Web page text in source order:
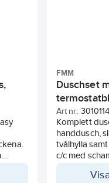
FMM
Duschset
FMM Siljan
Art nr:
Komplett
handdusch,
tvålhylla
c/c med
och Eco